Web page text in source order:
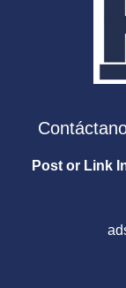
Post or Link